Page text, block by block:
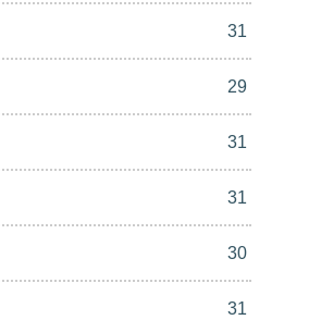
31
29
31
31
30
31